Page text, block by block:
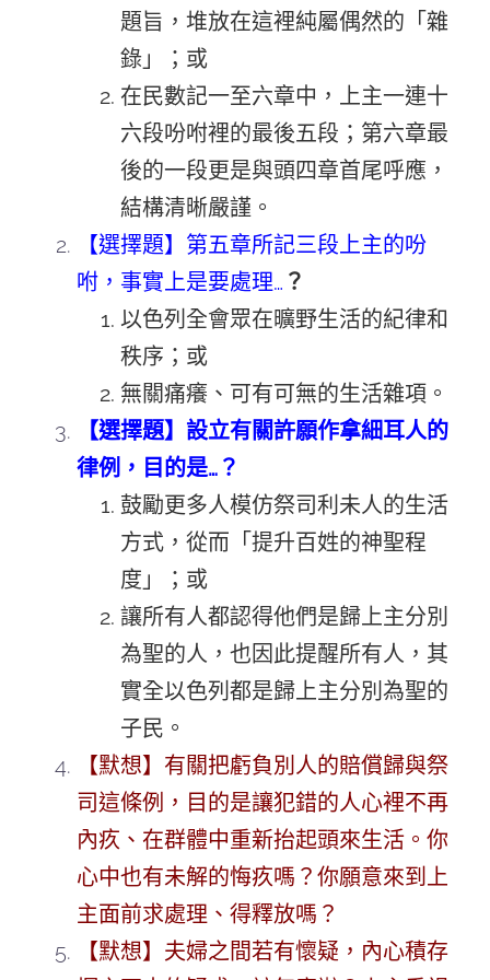
題旨，堆放在這裡純屬偶然的「雜
錄」；或
在民數記一至六章中，上主一連十
六段吩咐裡的最後五段；第六章最
後的一段更是與頭四章首尾呼應，
結構清晰嚴謹。
【選擇題】第五章所記三段上主的吩
咐，事實上是要處理… ？
以色列全會眾在曠野生活的紀律和
秩序；或
無關痛癢、可有可無的生活雜項。
【選擇題】設立有關許願作拿細耳人的
律例，目的是…？
鼓勵更多人模仿祭司利未人的生活
方式，從而「提升百姓的神聖程
度」；或
讓所有人都認得他們是歸上主分別
為聖的人，也因此提醒所有人，其
實全以色列都是歸上主分別為聖的
子民。
【默想】有關把虧負別人的賠償歸與祭
司這條例，目的是讓犯錯的人心裡不再
內疚、在群體中重新抬起頭來生活。你
心中也有未解的悔疚嗎？你願意來到上
主面前求處理、得釋放嗎？
【默想】夫婦之間若有懷疑，內心積存